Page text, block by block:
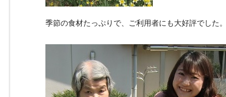
季節の食材たっぷりで、ご利用者にも大好評でした